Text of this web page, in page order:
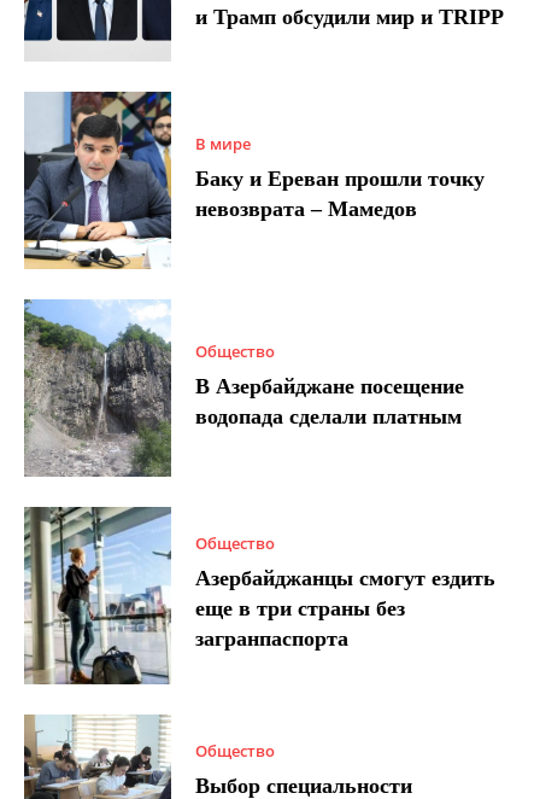
и Трамп обсудили мир и TRIPP
В мире
Баку и Ереван прошли точку
невозврата – Мамедов
Общество
В Азербайджане посещение
водопада сделали платным
Общество
Азербайджанцы смогут ездить
еще в три страны без
загранпаспорта
Общество
Выбор специальности